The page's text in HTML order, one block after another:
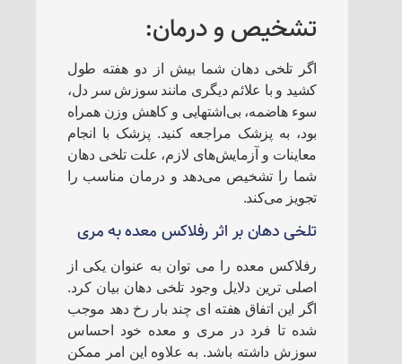
تشخیص و درمان:
اگر تلخی دهان شما بیش از دو هفته طول
کشید و با علائم دیگری مانند سوزش سر دل،
سوء هاضمه، بی‌اشتهایی و کاهش وزن همراه
بود، به پزشک مراجعه کنید. پزشک با انجام
معاینات و آزمایش‌های لازم، علت تلخی دهان
شما را تشخیص می‌دهد و درمان مناسب را
تجویز می‌کند.
تلخی دهان بر اثر رفلاکس معده به مری
رفلاکس معده را می توان به عنوان یکی از
اصلی ترین دلایل وجود تلخی دهان بیان کرد.
اگر این اتفاق هفته ای چند بار رخ دهد موجب
شده تا فرد در مری و معده خود احساس
سوزش داشته باشد. به علاوه این امر ممکن